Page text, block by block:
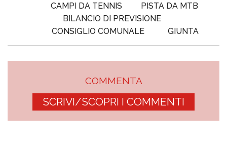
CAMPI DA TENNIS
PISTA DA MTB
BILANCIO DI PREVISIONE
CONSIGLIO COMUNALE
GIUNTA
COMMENTA
SCRIVI/SCOPRI I COMMENTI